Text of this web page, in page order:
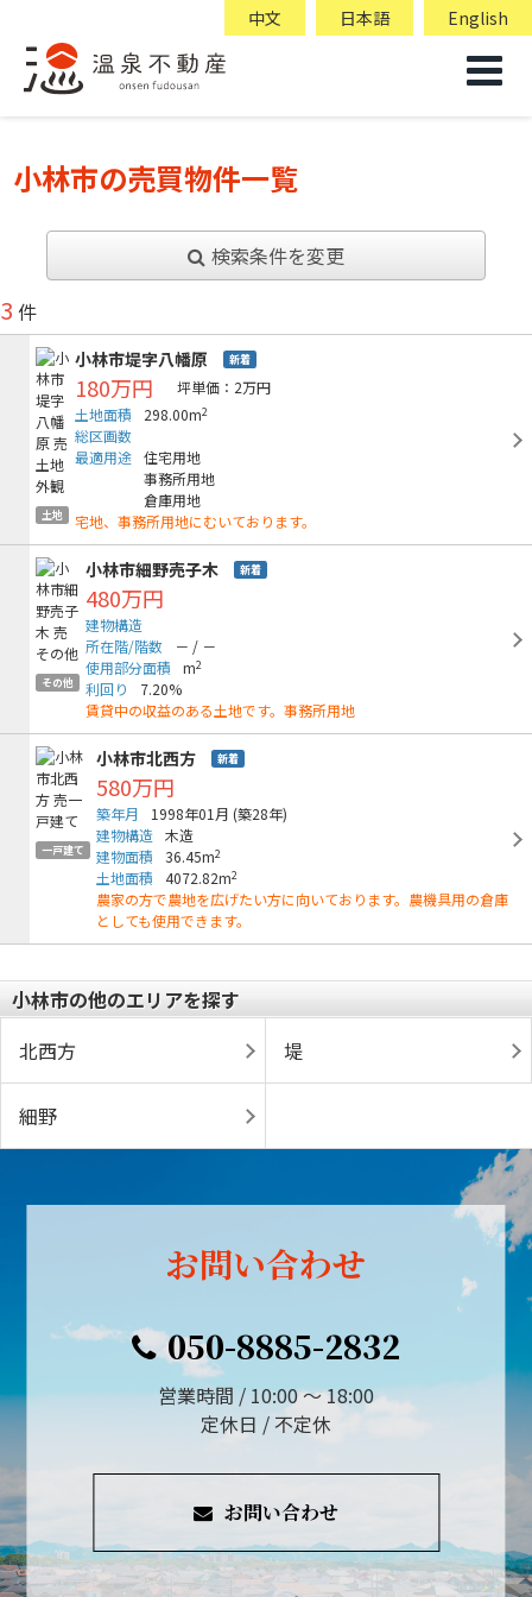
中文 日本語 English
小林市の売買物件一覧
検索条件を変更
3 件
土地
小林市堤字八幡原 新着
180万円
坪単価：2万円
土地面積
298.00m2
総区画数
最適用途 住宅用地
事務所用地
倉庫用地
宅地、事務所用地にむいております。
その他
小林市細野売子木 新着
480万円
建物構造
所在階/階数
－ / －
使用部分面積
m2
利回り
7.20%
賃貸中の収益のある土地です。事務所用地
一戸建て
小林市北西方 新着
580万円
築年月 1998年01月 (築28年)
建物構造 木造
建物面積
36.45m2
土地面積 4072.82m2
農家の方で農地を広げたい方に向いております。農機具用の倉庫
としても使用できます。
小林市の他のエリアを探す
北西方
堤
細野
お問い合わせ
050-8885-2832
営業時間 / 10:00 ～ 18:00
定休日 / 不定休
お問い合わせ